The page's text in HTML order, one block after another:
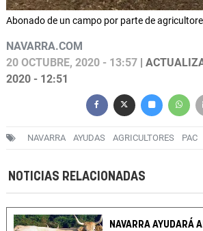
Abonado de un campo por parte de
NAVARRA.COM
20 OCTUBRE, 2020 - 13:57 |
2020 - 12:51
NAVARRA AYUDAS AGRICULTORES PAC
NOTICIAS RELACIONADAS
NAVARRA AYUDARÁ